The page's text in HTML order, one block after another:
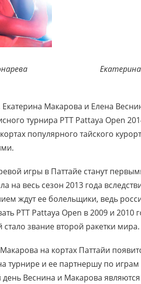
Макарова и Елена
турнира PTT Pattaya Open
популярного тайского
игры в Паттайе станут
на весь сезон 2013 года
ждут ее болельщики, ведь
PTT Pattaya Open в 2009 и 2010
стало звание второй ракетки мира.
на кортах Паттайи
турнире и ее партнершу по
Веснина и Макарова